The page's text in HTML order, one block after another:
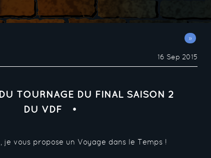
»
16 Sep 2015
TOURNAGE DU FINAL SAISON 2
DU VDF
je vous propose un Voyage dans le Temps !